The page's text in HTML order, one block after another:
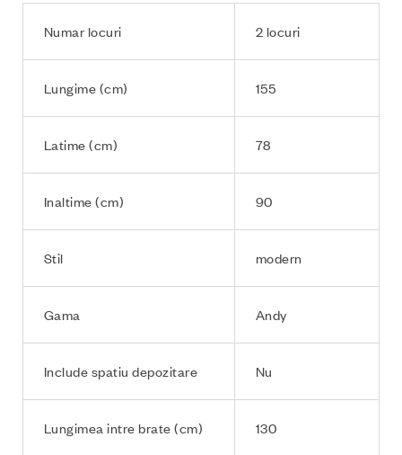
Numar locuri 2 locuri
Lungime (cm) 155
Latime (cm) 78
Inaltime (cm) 90
Stil modern
Gama Andy
Include spatiu depozitare Nu
Lungimea intre brate (cm) 130